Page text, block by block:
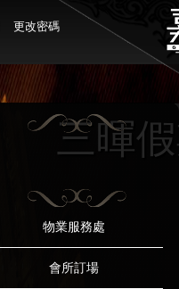
更改密碼
物業服務處
會所訂場
三暉